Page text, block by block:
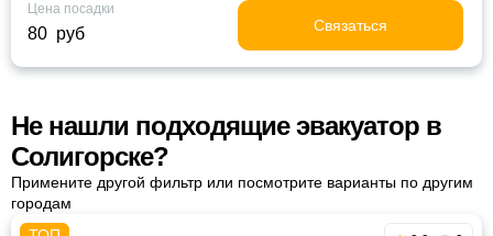
Цена посадки
80 руб Связаться
Не нашли подходящие эвакуатор в
Солигорске?
Примените другой фильтр или посмотрите варианты по другим
городам